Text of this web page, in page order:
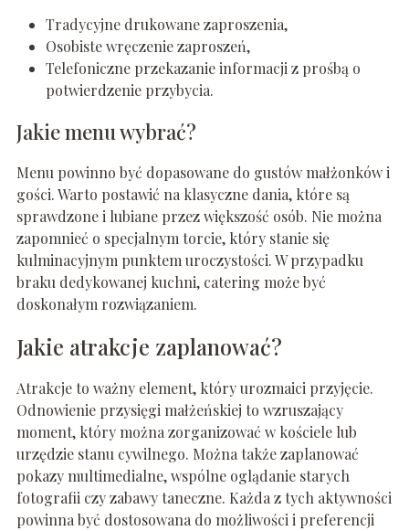
Tradycyjne drukowane zaproszenia,
Osobiste wręczenie zaproszeń,
Telefoniczne przekazanie informacji z prośbą o
potwierdzenie przybycia.
Jakie menu wybrać?
Menu powinno być dopasowane do gustów małżonków i
gości. Warto postawić na klasyczne dania, które są
sprawdzone i lubiane przez większość osób. Nie można
zapomnieć o specjalnym torcie, który stanie się
kulminacyjnym punktem uroczystości. W przypadku
braku dedykowanej kuchni, catering może być
doskonałym rozwiązaniem.
Jakie atrakcje zaplanować?
Atrakcje to ważny element, który urozmaici przyjęcie.
Odnowienie przysięgi małżeńskiej to wzruszający
moment, który można zorganizować w kościele lub
urzędzie stanu cywilnego. Można także zaplanować
pokazy multimedialne, wspólne oglądanie starych
fotografii czy zabawy taneczne. Każda z tych aktywności
powinna być dostosowana do możliwości i preferencji